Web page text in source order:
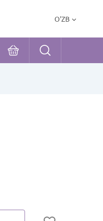
O'ZB